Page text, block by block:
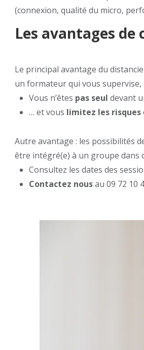
(connexion, qualité du micro,
Les avantages
Le principal avantage du
un formateur qui vous supervise,
Vous n’êtes pas seul devant
… et vous limitez les risques
Autre avantage : les possibilités
être intégré(e) à un groupe dans
Consultez les dates des
Contactez nousau 09 72 10